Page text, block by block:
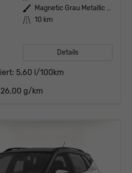
Außenfarbe
Magnetic Grau Metallic / Dachfar
Kilometerstand 10 km
Details
5,60 l/100km
g/km